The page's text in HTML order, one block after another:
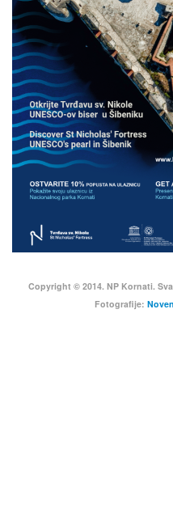
Copyright © 2014. NP Kornati.
Fotografije: